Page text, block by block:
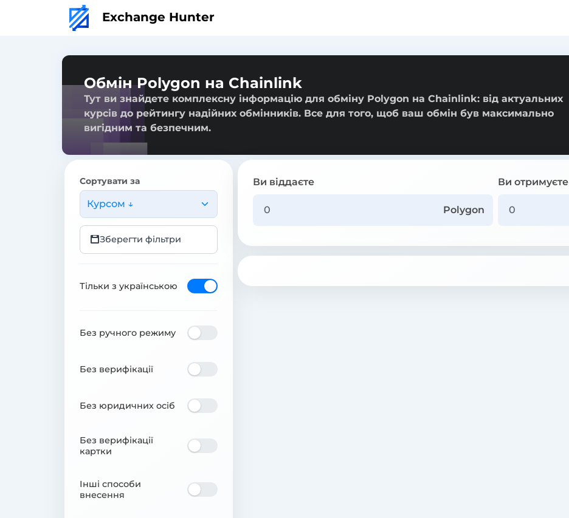
Exchange Hunter
Обмін Polygon на Chainlink
Тут ви знайдете комплексну інформацію для обміну Polygon на Chainlink: від актуальних
курсів до рейтингу надійних обмінників. Все для того, щоб ваш обмін був максимально
вигідним та безпечним.
Сортувати за
Курсом ↓
Зберегти фільтри
Тільки з українською
Без ручного режиму
Без верифікації
Без юридичних осіб
Без верифікації
картки
Інші способи
внесення
Ви віддаєте
Polygon
Ви отримуєте